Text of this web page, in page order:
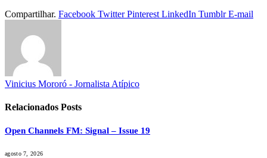
Compartilhar. Facebook Twitter Pinterest LinkedIn Tumblr E-mail
Vinicius Mororó - Jornalista Atípico
Relacionados Posts
Open Channels FM: Signal – Issue 19
agosto 7, 2026